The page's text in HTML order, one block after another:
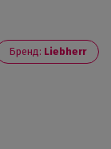
Бренд: Liebherr